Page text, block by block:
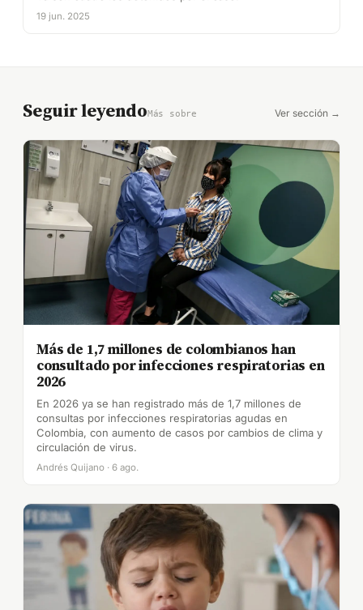
19 jun. 2025
Seguir leyendoMás sobre Ver sección →
Más de 1,7 millones de colombianos han
consultado por infecciones respiratorias en
2026
En 2026 ya se han registrado más de 1,7 millones de
consultas por infecciones respiratorias agudas en
Colombia, con aumento de casos por cambios de clima y
circulación de virus.
Andrés Quijano · 6 ago.